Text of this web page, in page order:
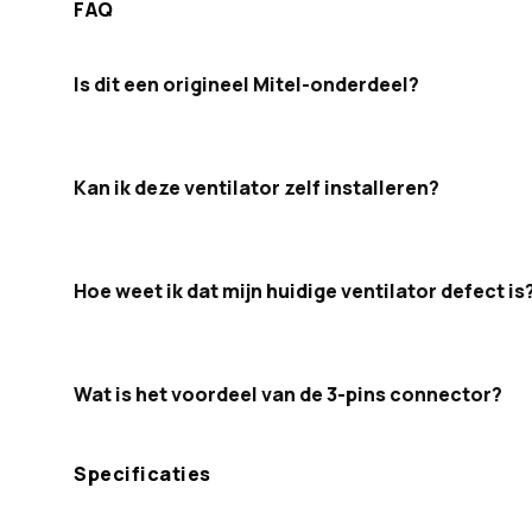
FAQ
Is dit een origineel Mitel-onderdeel?
Kan ik deze ventilator zelf installeren?
Hoe weet ik dat mijn huidige ventilator defect
Wat is het voordeel van de 3-pins connector?
Specificaties